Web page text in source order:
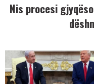
Nis procesi